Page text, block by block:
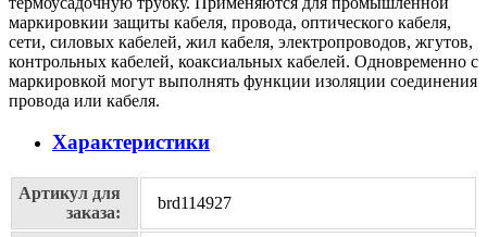
маркировкии защиты кабеля, провода, оптического кабеля,
сети, силовых кабелей, жил кабеля, электропроводов, жгутов,
контрольных кабелей, коаксиальных кабелей. Одновременно с
маркировкой могут выполнять функции изоляции соединения
провода или кабеля.
Характеристики
Артикул для
заказа:
brd114927